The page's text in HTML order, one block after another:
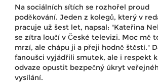
Na sociálních sítích se rozhořel proud
poděkování. Jeden z kolegů, který v
pracuje už šest let, napsal: "Kateřina
se zítra loučí v České televizi. Moc mě
mrzí, ale chápu ji a přeji hodně štěstí."
fanoušci vyjádřili smutek, ale i respekt
odvaze opustit bezpečný úkryt
vysílání.